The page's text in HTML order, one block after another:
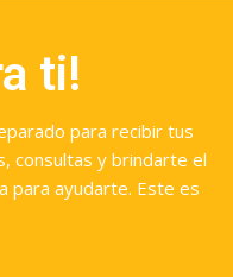
ti!
para recibir tus
consultas y brindarte el
para ayudarte. Este es